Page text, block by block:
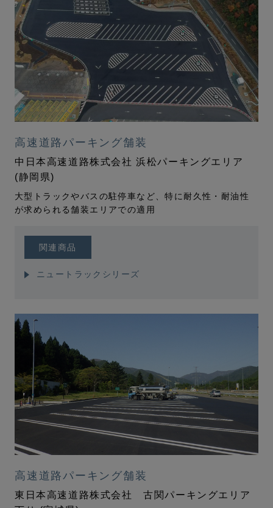
高速道路パーキング舗装
中日本高速道路株式会社 浜松パーキングエリア
(静岡県)
大型トラックやバスの駐停車など、特に耐久性・耐油性
が求められる舗装エリアでの適用
関連商品
ニュートラックシリーズ
高速道路パーキング舗装
東日本高速道路株式会社 古関パーキングエリア